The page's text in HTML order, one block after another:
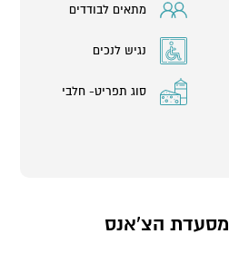
מתאים לבודדים
נגיש לנכים
סוג תפריט- חלבי
מסעדת הצ'אנס